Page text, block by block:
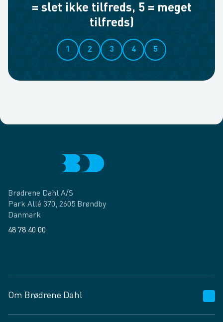
= slet ikke tilfreds, 5 = meget
tilfreds)
1 2 3 4 5
Brødrene Dahl A/S
Park Allé 370, 2605 Brøndby
Danmark
48 78 40 00
Om Brødrene Dahl